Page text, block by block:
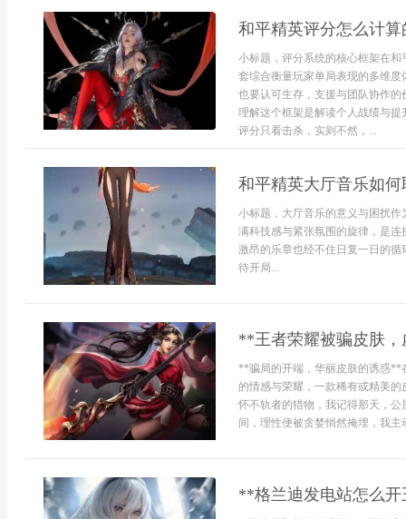
和平精英评分怎么计
小标题，评分系统的核心框架在
套综合衡量玩家单局表现的多维
也要认可生存，支援与团队协作
理解这个框架是解读个人战绩与
评分只看击杀，实则不然，...
和平精英大厅音乐如
小标题，大厅音乐的意义与困扰
满科技感与紧张氛围的旋律，是
激昂的乐章也经不住日复一日的
待开局...
**王者荣耀被骗皮肤
**骗局的开端，华丽皮肤的诱惑**
的情感与荣耀，一款稀有或精美
怀不轨者的猎物，我记得那天，
间，理性便被贪婪悄然掩埋，我
**格兰迪发电站怎么